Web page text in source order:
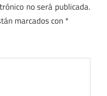
no será publicada.
marcados con *